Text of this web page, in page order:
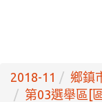
2018-11 鄉鎮
第03選舉區[